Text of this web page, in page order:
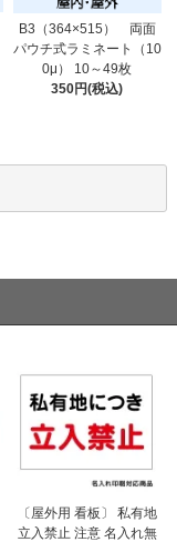
B3（364×515） 両面
パウチ式ラミネート（10
0μ） 10～49枚
350円(税込)
〔屋外用 看板〕 私有地
立入禁止 注意 名入れ無